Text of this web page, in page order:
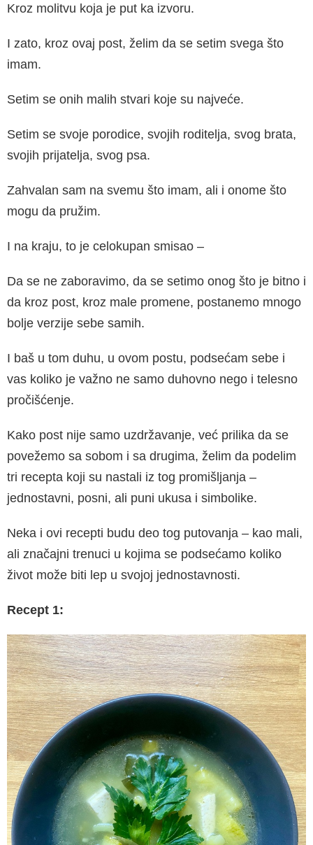
Kroz molitvu koja je put ka izvoru.
I zato, kroz ovaj post, želim da se setim svega što
imam.
Setim se onih malih stvari koje su najveće.
Setim se svoje porodice, svojih roditelja, svog brata,
svojih prijatelja, svog psa.
Zahvalan sam na svemu što imam, ali i onome što
mogu da pružim.
I na kraju, to je celokupan smisao –
Da se ne zaboravimo, da se setimo onog što je bitno i
da kroz post, kroz male promene, postanemo mnogo
bolje verzije sebe samih.
I baš u tom duhu, u ovom postu, podsećam sebe i
vas koliko je važno ne samo duhovno nego i telesno
pročišćenje.
Kako post nije samo uzdržavanje, već prilika da se
povežemo sa sobom i sa drugima, želim da podelim
tri recepta koji su nastali iz tog promišljanja –
jednostavni, posni, ali puni ukusa i simbolike.
Neka i ovi recepti budu deo tog putovanja – kao mali,
ali značajni trenuci u kojima se podsećamo koliko
život može biti lep u svojoj jednostavnosti.
Recept 1: